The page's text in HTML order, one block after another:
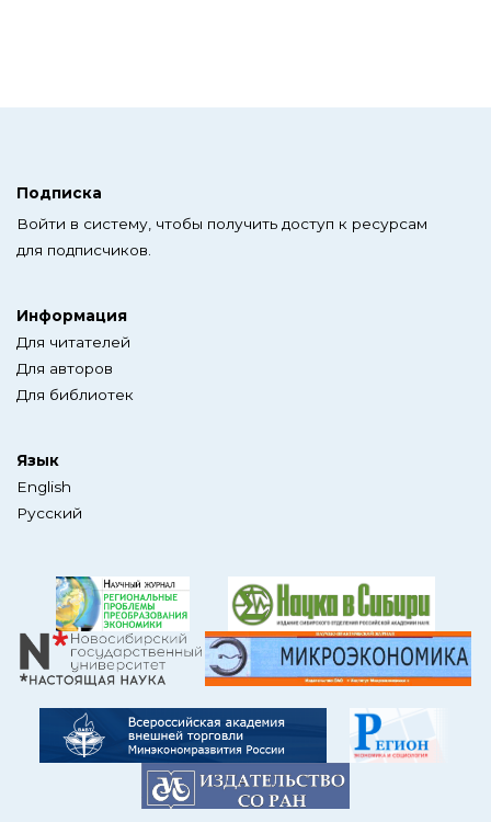
Подписка
Войти в систему, чтобы получить доступ к ресурсам
для подписчиков.
Информация
Для читателей
Для авторов
Для библиотек
Язык
English
Русский